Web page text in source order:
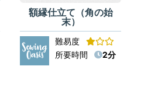
額縁仕立て（角の始
末）
難易度
所要時間
2分